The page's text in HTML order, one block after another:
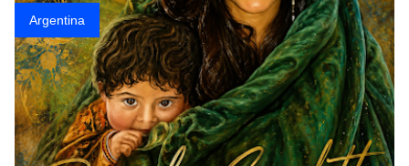
Argentina